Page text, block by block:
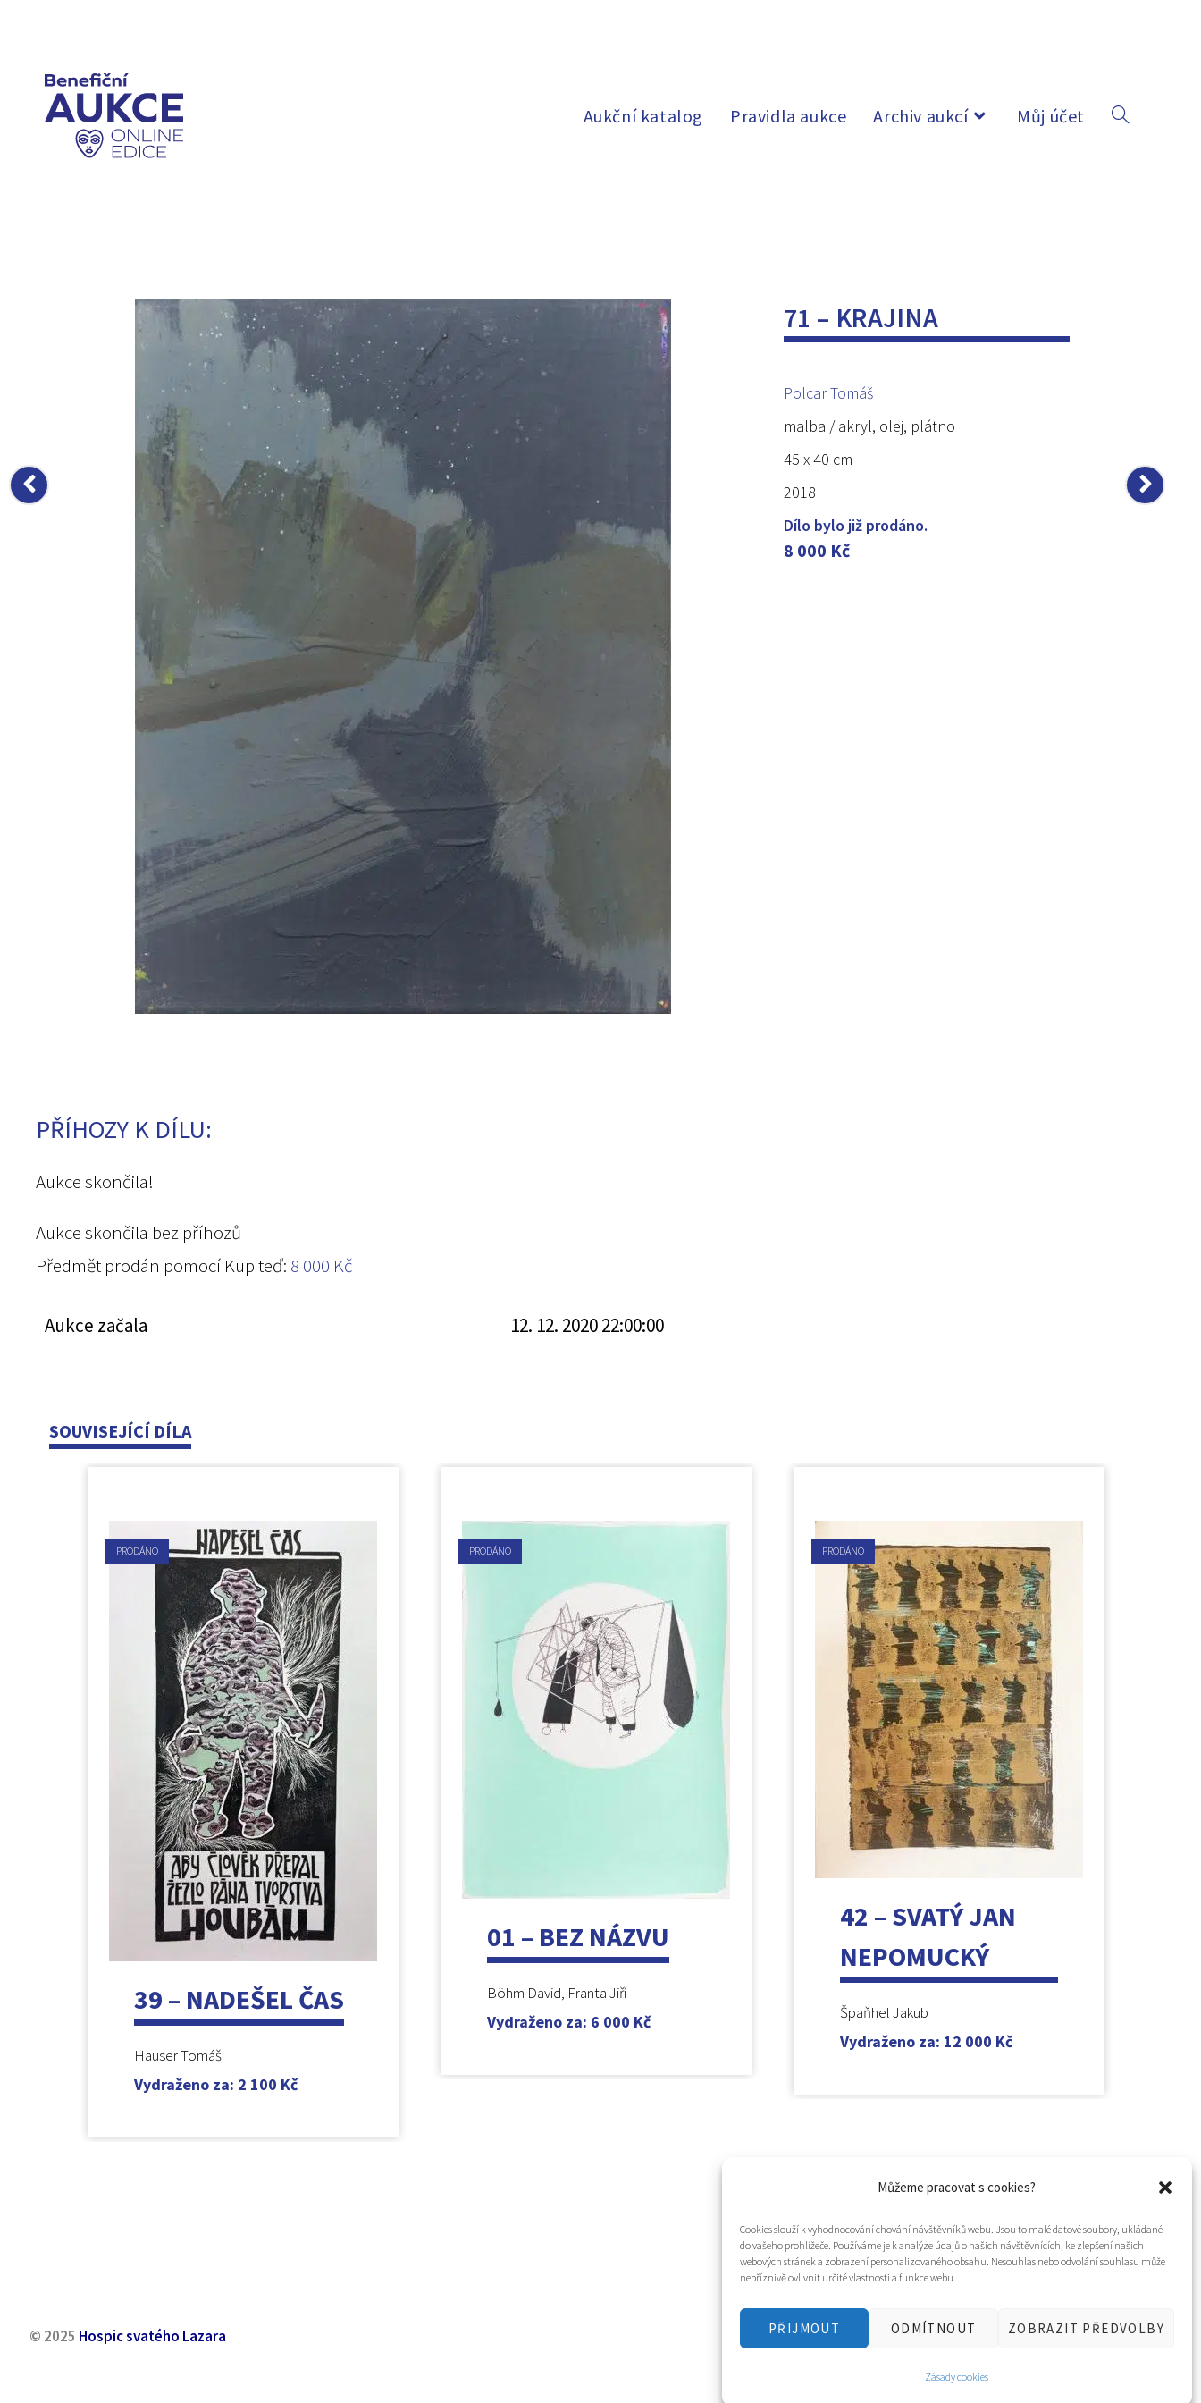
Můžeme pracovat s cookies?
Cookies slouží k vyhodnocování chování návštěvníků webu. Jsou to malé datové soubory, ukládané
do vašeho prohlížeče. Používáme je k analýze údajů o našich návštěvnících, ke zlepšení našich
webových stránek a zobrazení personalizovaného obsahu. Nesouhlas nebo odvolání souhlasu může
nepříznivě ovlivnit určité vlastnosti a funkce webu.
PŘIJMOUT ODMÍTNOUT ZOBRAZIT PŘEDVOLBY
Zásady cookies
Aukční katalog Pravidla aukce Archiv aukcí Můj účet
71 – KRAJINA
Polcar Tomáš
malba / akryl, olej, plátno
45 x 40 cm
2018
Dílo bylo již prodáno.
8 000 Kč
PŘÍHOZY K DÍLU:
Aukce skončila!
Aukce skončila bez příhozů
Předmět prodán pomocí Kup teď: 8 000 Kč
Aukce začala 12. 12. 2020 22:00:00
SOUVISEJÍCÍ DÍLA
PRODÁNO
39 – NADEŠEL ČAS
Hauser Tomáš
Vydraženo za: 2 100 Kč
PRODÁNO
01 – BEZ NÁZVU
Böhm David, Franta Jiří
Vydraženo za: 6 000 Kč
PRODÁNO
42 – SVATÝ JAN
NEPOMUCKÝ
Špaňhel Jakub
Vydraženo za: 12 000 Kč
© 2025 Hospic svatého Lazara Tvorba webu a design WOOP.design / Eva Chmelová